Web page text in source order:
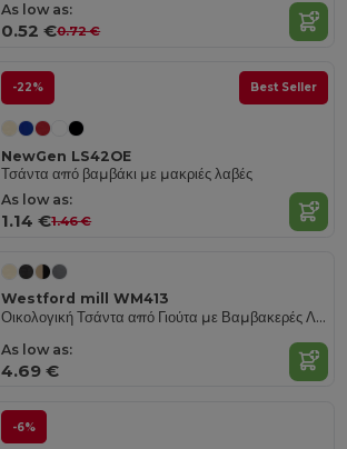
As low as:
0.52 €0.72 €
-22% Best Seller
NewGen LS42OE
Τσάντα από βαμβάκι με μακριές λαβές
As low as:
1.14 €1.46 €
Westford mill WM413
Οικολογική Τσάντα από Γιούτα με Βαμβακερές Λαβές
As low as:
4.69 €
-6%